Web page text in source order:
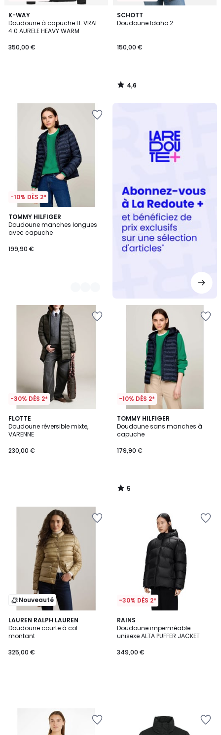
K-WAY
Doudoune à capuche LE VRAI
4.0 AURELE HEAVY WARM
350,00 €
SCHOTT
Doudoune Idaho 2
150,00 €
4,6
/ 5
4,6
/
-10% DÈS 2*
TOMMY HILFIGER
Doudoune manches longues
avec capuche
199,90 €
2
Couleurs
-30% DÈS 2*
FLOTTE
Doudoune réversible mixte,
VARENNE
230,00 €
-10% DÈS 2*
TOMMY HILFIGER
Doudoune sans manches à
capuche
179,90 €
5
/
5
5
/
Nouveauté
LAUREN RALPH LAUREN
Doudoune courte à col
montant
325,00 €
-30% DÈS 2*
RAINS
Doudoune imperméable
unisexe ALTA PUFFER JACKET
349,00 €